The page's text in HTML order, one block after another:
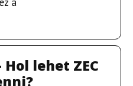
Hol lehet ZEC